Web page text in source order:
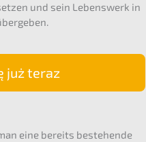
und sein Lebens­werk in
już teraz
eine bereits bestehen­de